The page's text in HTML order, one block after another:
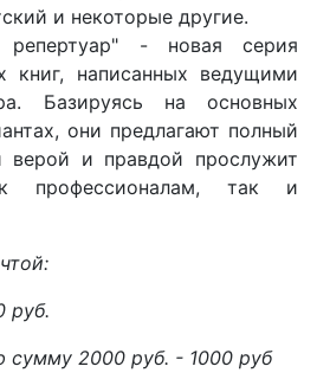
и некоторые другие.
репертуар" - новая серия
книг, написанных ведущими
Базируясь на основных
они предлагают полный
верой и правдой прослужит
профессионалам, так и
руб.
сумму 2000 руб. - 1000 руб